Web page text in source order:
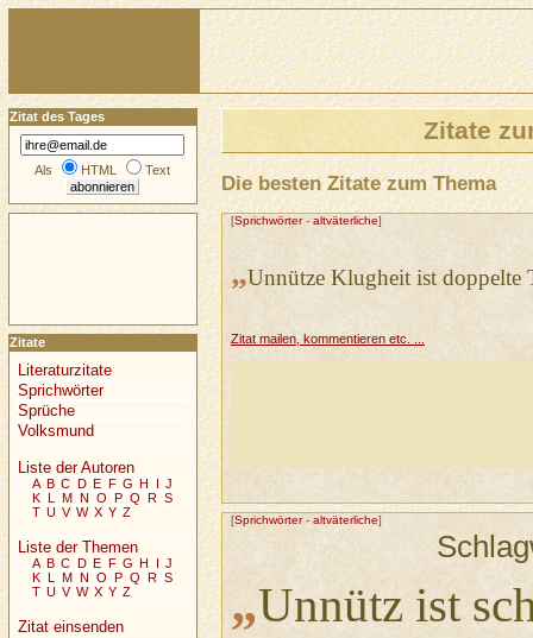
Zitate
Die besten Zitate zum Thema
[Sprichwörter- altväterliche]
„Unnütze Klugheit ist doppelte
Zitat mailen, kommentieren etc. ...
[Sprichwörter- altväterliche]
„Unnütz ist
Zitat des Tages
Als HTML Text
Zitate
Literaturzitate
Sprichwörter
Sprüche
Volksmund
Liste der Autoren
A B C D E F G H I J
K L M N O P Q R S
T U V W X Y Z
Liste der Themen
A B C D E F G H I J
K L M N O P Q R S
T U V W X Y Z
Zitat einsenden